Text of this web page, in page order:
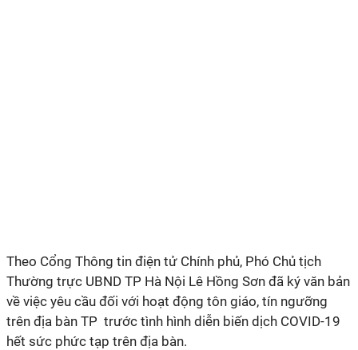
Theo Cổng Thông tin điện tử Chính phủ, Phó Chủ tịch
Thường trực UBND TP Hà Nội Lê Hồng Sơn đã ký văn bản
về việc yêu cầu đối với hoạt động tôn giáo, tín ngưỡng
trên địa bàn TP trước tình hình diễn biến dịch COVID-19
hết sức phức tạp trên địa bàn.